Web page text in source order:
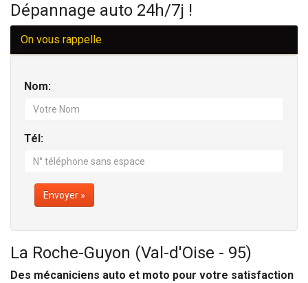
Dépannage auto 24h/7j !
On vous rappelle
Nom:
Tél:
Envoyer »
La Roche-Guyon (Val-d'Oise - 95)
Des mécaniciens auto et moto pour votre satisfaction